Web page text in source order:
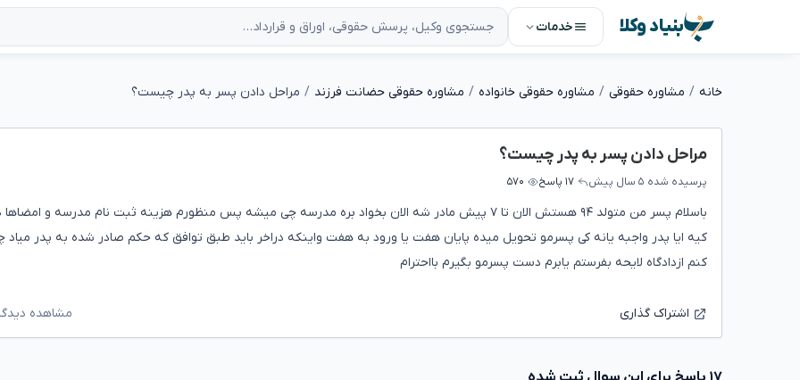
بنیاد وکلا خدمات
خانه مشاوره حقوقی مشاوره حقوقی خانواده مشاوره حقوقی حضانت فرزند مراحل دادن پسر به پدر چیست؟
مراحل دادن پسر به پدر چیست؟
پرسیده شده ۵ سال پیش ۱۷ پاسخ ۵۷۰
باسلام پسر من متولد ۹۴ هستش الان تا ۷ پیش مادر شه الان بخواد بره مدرسه چی میشه پس منظورم هزینه ثبت نام مدرسه و
کیه ایا پدر واجبه یانه کی پسرمو تحویل میده پایان هفت یا ورود به هفت واینکه دراخر باید طبق توافق که حکم صادر شده به پدر میاد
کنم ازدادگاه لایحه بفرستم یابرم دست پسرمو بگیرم بااحترام
اشتراک گذاری مشاهده